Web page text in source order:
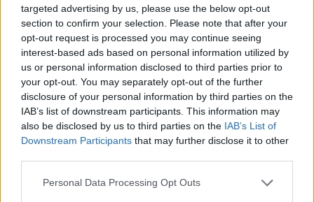
targeted advertising by us, please use the below opt-out
section to confirm your selection. Please note that after your
opt-out request is processed you may continue seeing
interest-based ads based on personal information utilized by
us or personal information disclosed to third parties prior to
your opt-out. You may separately opt-out of the further
disclosure of your personal information by third parties on the
IAB’s list of downstream participants. This information may
also be disclosed by us to third parties on the IAB’s List of
Downstream Participants that may further disclose it to other
Personal Data Processing Opt Outs
También se puede optar por alguna
preparación de la carta, entre las que destacan
las tapas tradicionales, arroces, pescados,
hamburguesas y pizzas.